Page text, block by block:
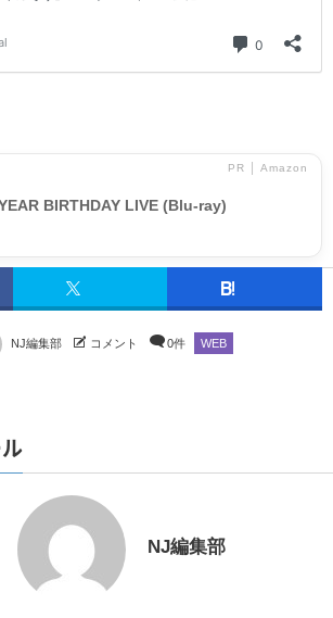
PR │ Amazon
BIRTHDAY LIVE (Blu-ray)
NJ編集部 コメント 0件 WEB
NJ編集部